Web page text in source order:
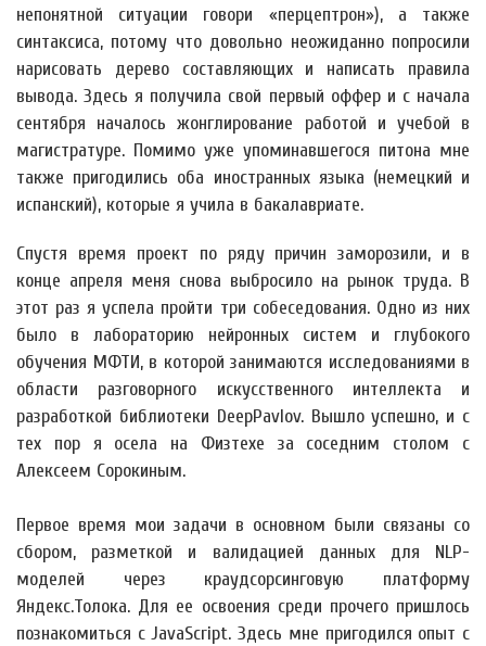
непонятной ситуации говори «перцептрон»), а также
синтаксиса, потому что довольно неожиданно попросили
нарисовать дерево составляющих и написать правила
вывода. Здесь я получила свой первый оффер и с начала
сентября началось жонглирование работой и учебой в
магистратуре. Помимо уже упоминавшегося питона мне
также пригодились оба иностранных языка (немецкий и
испанский), которые я учила в бакалавриате.
Спустя время проект по ряду причин заморозили, и в
конце апреля меня снова выбросило на рынок труда. В
этот раз я успела пройти три собеседования. Одно из них
было в лабораторию нейронных систем и глубокого
обучения МФТИ, в которой занимаются исследованиями в
области разговорного искусственного интеллекта и
разработкой библиотеки DeepPavlov. Вышло успешно, и с
тех пор я осела на Физтехе за соседним столом с
Алексеем Сорокиным.
Первое время мои задачи в основном были связаны со
сбором, разметкой и валидацией данных для NLP-
моделей через краудсорсинговую платформу
Яндекс.Толока. Для ее освоения среди прочего пришлось
познакомиться с JavaScript. Здесь мне пригодился опыт с